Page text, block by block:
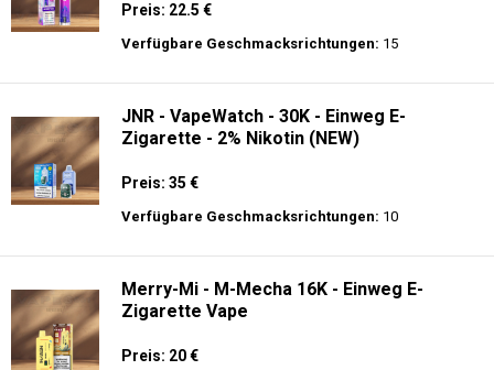
Preis: 22.5 €
Verfügbare Geschmacksrichtungen: 15
JNR - VapeWatch - 30K - Einweg E-
Zigarette - 2% Nikotin (NEW)
Preis: 35 €
Verfügbare Geschmacksrichtungen: 10
Merry-Mi - M-Mecha 16K - Einweg E-
Zigarette Vape
Preis: 20 €